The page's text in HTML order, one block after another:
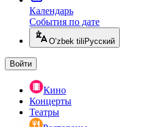
Календарь
События по дате
O’zbek tili Русский
Войти
Кино
Концерты
Театры